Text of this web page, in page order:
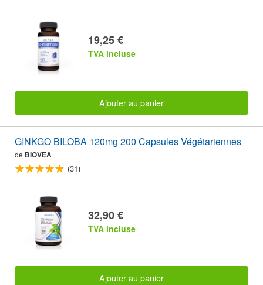
19,25 €
TVA incluse
Ajouter au panier
GINKGO BILOBA 120mg 200 Capsules Végétariennes
de BIOVEA
(31)
32,90 €
TVA incluse
Ajouter au panier